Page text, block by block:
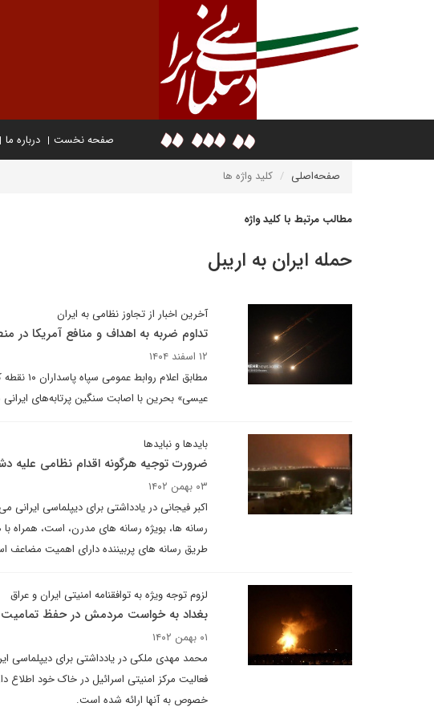
صفحه نخست درباره ما
صفحه‌اصلی کلید واژه ها
مطالب مرتبط با کلید واژه
حمله ایران به اریبل
آخرین اخبار از تجاوز نظامی به ایران
تداوم ضربه به اهداف و منافع آمریکا در
۱۲ اسفند ۱۴۰۴
مطابق
عیسی» بحرین با اصابت سنگین پرتابه‌های
بایدها و نبایدها
ضرورت توجیه هرگونه اقدام نظامی علیه
۰۳ بهمن ۱۴۰۲
اکبر فیجانی در یادداشتی برای دیپلماسی
رسانه ها، بویژه رسانه های مدرن، است، همراه
طریق رسانه های پربیننده دارای اهمیت مضاعف
لزوم توجه ویژه به توافقنامه امنیتی ایران و عراق
بغداد به خواست مردمش در حفظ
۰۱ بهمن ۱۴۰۲
محمد مهدی ملکی در یادداشتی برای دیپلماسی
فعالیت مرکز امنیتی اسرائیل در خاک خود اطلاع
خصوص به آنها ارائه شده است.